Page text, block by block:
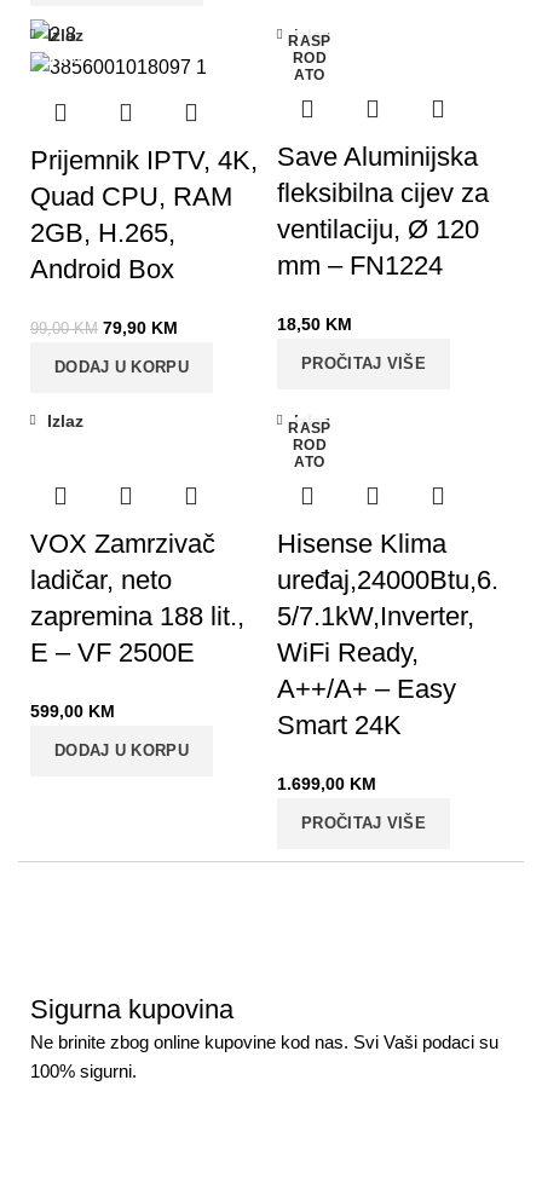
-19%
Izlaz
Prijemnik IPTV, 4K,
Quad CPU, RAM
2GB, H.265,
Android Box
99,00KM 79,90 KM
DODAJ U KORPU
RASP
ROD
ATO
Izlaz
Save Aluminijska
fleksibilna cijev za
ventilaciju, Ø 120
mm – FN1224
18,50 KM
PROČITAJ VIŠE
Izlaz
VOX Zamrzivač
ladičar, neto
zapremina 188 lit.,
E – VF 2500E
599,00 KM
DODAJ U KORPU
RASP
ROD
ATO
Izlaz
Hisense Klima
uređaj,24000Btu,6.
5/7.1kW,Inverter,
WiFi Ready,
A++/A+ – Easy
Smart 24K
1.699,00 KM
PROČITAJ VIŠE
Sigurna kupovina
Ne brinite zbog online kupovine kod nas. Svi Vaši podaci su
100% sigurni.